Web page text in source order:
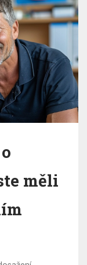
měli